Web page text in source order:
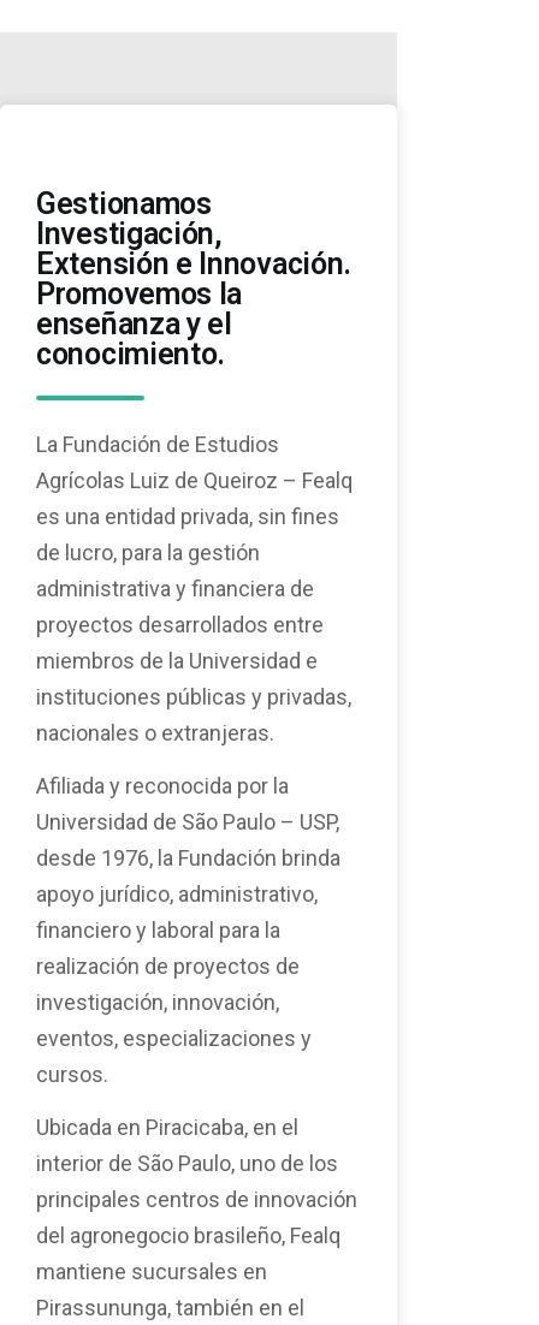
Gestionamos
Investigación,
Extensión e Innovación.
Promovemos la
enseñanza y el
conocimiento.
La Fundación de Estudios
Agrícolas Luiz de Queiroz – Fealq
es una entidad privada, sin fines
de lucro, para la gestión
administrativa y financiera de
proyectos desarrollados entre
miembros de la Universidad e
instituciones públicas y privadas,
nacionales o extranjeras.
Afiliada y reconocida por la
Universidad de São Paulo – USP,
desde 1976, la Fundación brinda
apoyo jurídico, administrativo,
financiero y laboral para la
realización de proyectos de
investigación, innovación,
eventos, especializaciones y
cursos.
Ubicada en Piracicaba, en el
interior de São Paulo, uno de los
principales centros de innovación
del agronegocio brasileño, Fealq
mantiene sucursales en
Pirassununga, también en el